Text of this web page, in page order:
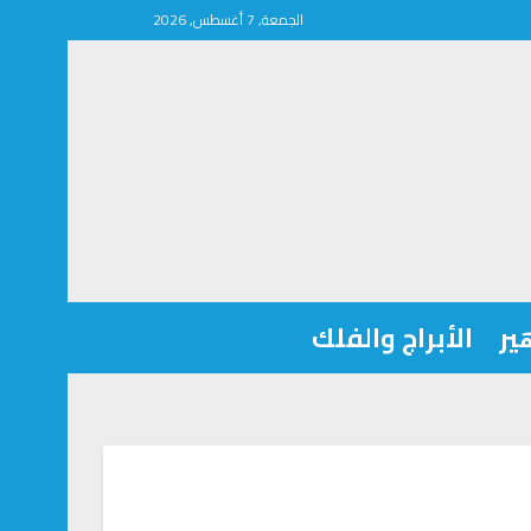
الجمعة, 7 أغسطس, 2026
الأبراج والفلك